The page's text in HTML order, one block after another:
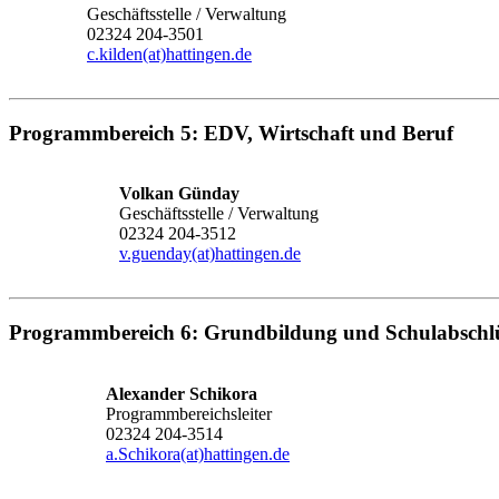
Geschäftsstelle / Verwaltung
02324 204-3501
c.kilden(at)hattingen.de
Programmbereich 5: EDV, Wirtschaft und Beruf
Volkan Günday
Geschäftsstelle / Verwaltung
02324 204-3512
v.guenday(at)hattingen.de
Programmbereich 6: Grundbildung und
Alexander Schikora
Programmbereichsleiter
02324 204-3514
a.Schikora(at)hattingen.de